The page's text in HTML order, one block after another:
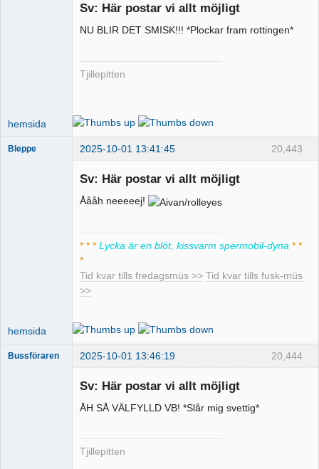
Sv: Här postar vi allt möjligt
NU BLIR DET SMISK!!! *Plockar fram rottingen*
Tjillepitten
hemsida
20,443
Bleppe 2025-10-01 13:41:45
Sv: Här postar vi allt möjligt
Åååh neeeeej!
* * * Lycka är en blöt, kissvarm spermobil-dyna * *
*
Tid kvar tills fredagsmüs >> Tid kvar tills fusk-müs
>>
hemsida
20,444
Bussföraren 2025-10-01 13:46:19
Sv: Här postar vi allt möjligt
ÅH SÅ VÄLFYLLD VB! *Slår mig svettig*
Tjillepitten